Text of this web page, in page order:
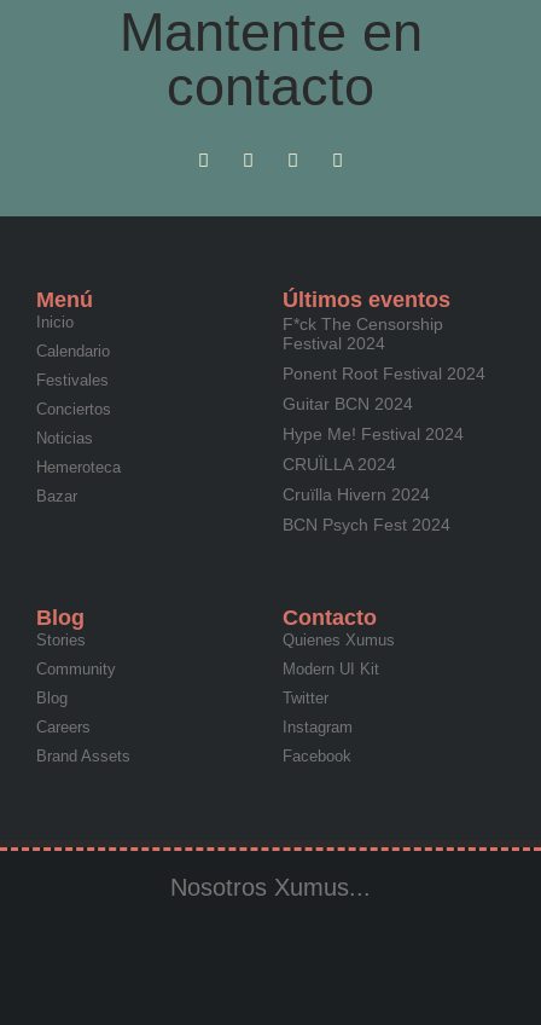
Mantente en
contacto
Menú
Inicio
Calendario
Festivales
Conciertos
Noticias
Hemeroteca
Bazar
Últimos eventos
F*ck The Censorship
Festival 2024
Ponent Root Festival 2024
Guitar BCN 2024
Hype Me! Festival 2024
CRUÏLLA 2024
Cruïlla Hivern 2024
BCN Psych Fest 2024
Blog
Stories
Community
Blog
Careers
Brand Assets
Contacto
Quienes Xumus
Modern UI Kit
Twitter
Instagram
Facebook
Nosotros Xumus...